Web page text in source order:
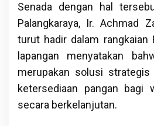
Senada dengan hal
Palangkaraya, Ir. Achmad
turut hadir dalam rangkaian
lapangan menyatakan
merupakan solusi
ketersediaan pangan bagi
secara berkelanjutan.